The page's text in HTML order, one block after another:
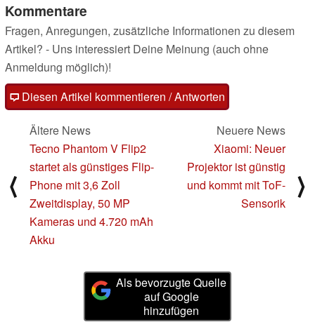
Kommentare
Fragen, Anregungen, zusätzliche Informationen zu diesem
Artikel? - Uns interessiert Deine Meinung (auch ohne
Anmeldung möglich)!
Diesen Artikel kommentieren / Antworten
⟨
Ältere News
Tecno Phantom V Flip2
startet als günstiges Flip-
Phone mit 3,6 Zoll
Zweitdisplay, 50 MP
Kameras und 4.720 mAh
Akku
Neuere News
Xiaomi: Neuer
Projektor ist günstig
und kommt mit ToF-
Sensorik
⟩
Als bevorzugte Quelle
auf Google
hinzufügen